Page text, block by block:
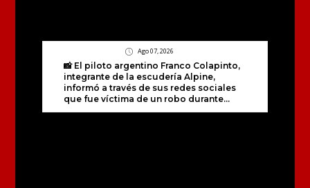
Ago 07, 2026
📸 El piloto argentino Franco Colapinto,
integrante de la escudería Alpine,
informó a través de sus redes sociales
que fue víctima de un robo durante...